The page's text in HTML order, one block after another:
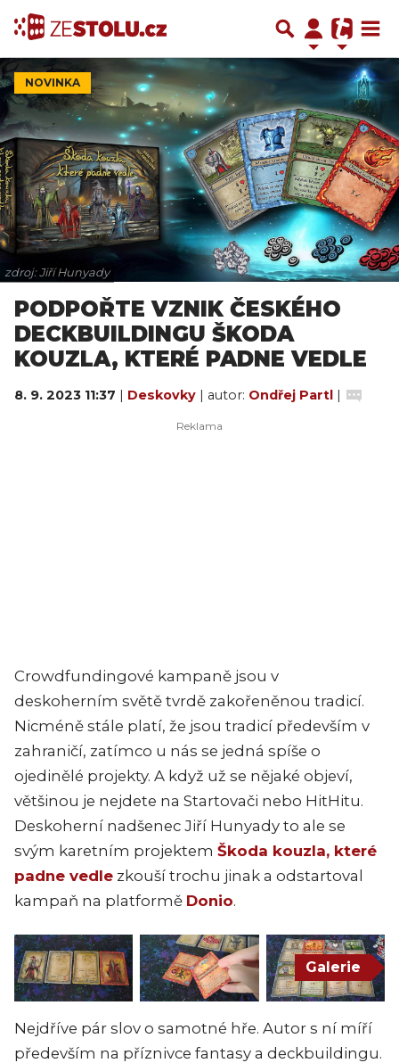
NOVINKA
zdroj: Jiří Hunyady
PODPOŘTE VZNIK ČESKÉHO
DECKBUILDINGU ŠKODA
KOUZLA, KTERÉ PADNE VEDLE
8. 9. 2023 11:37 | Deskovky | autor: Ondřej Partl |
Crowdfundingové kampaně jsou v
deskoherním světě tvrdě zakořeněnou tradicí.
Nicméně stále platí, že jsou tradicí především v
zahraničí, zatímco u nás se jedná spíše o
ojedinělé projekty. A když už se nějaké objeví,
většinou je nejdete na Startovači nebo HitHitu.
Deskoherní nadšenec Jiří Hunyady to ale se
svým karetním projektem Škoda kouzla, které
padne vedle zkouší trochu jinak a odstartoval
kampaň na platformě Donio.
Galerie
Nejdříve pár slov o samotné hře. Autor s ní míří
především na příznivce fantasy a deckbuildingu.